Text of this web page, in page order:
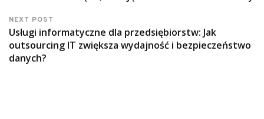
NEXT POST
Usługi informatyczne dla przedsiębiorstw: Jak
outsourcing IT zwiększa wydajność i bezpieczeństwo
danych?